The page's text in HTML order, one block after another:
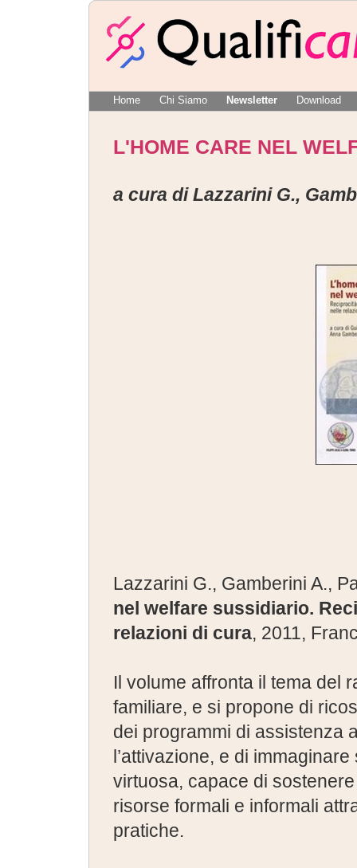
Home Chi Siamo Newsletter Download
L'HOME CARE NEL
a cura di Lazzarini G.,
Lazzarini G., Gamberini A.,
nel welfare sussidiario.
relazioni di cura, 2011,
Il volume affronta il tema del
familiare, e si propone di
dei programmi di assistenza
l’attivazione, e di
virtuosa, capace di
risorse formali e informali
pratiche.